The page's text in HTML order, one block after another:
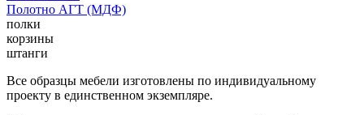
Полотно АГТ (МДФ)
полки
корзины
штанги
Все образцы мебели изготовлены по индивидуальному
проекту в единственном экземпляре.